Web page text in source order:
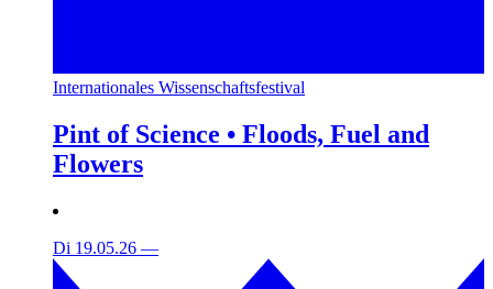
Internationales Wissenschaftsfestival
Pint of Science • Floods, Fuel and
Flowers
Di 19.05.26 —